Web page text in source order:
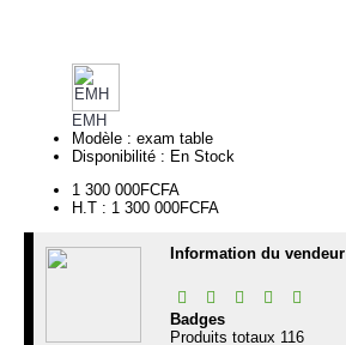
EMH
Modèle : exam table
Disponibilité : En Stock
1 300 000FCFA
H.T : 1 300 000FCFA
Information du vendeur
Badges
Produits totaux 116